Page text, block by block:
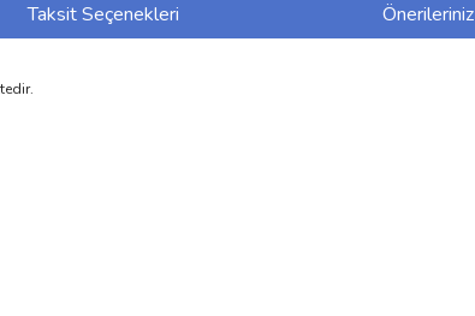
Taksit Seçenekleri Önerileriniz